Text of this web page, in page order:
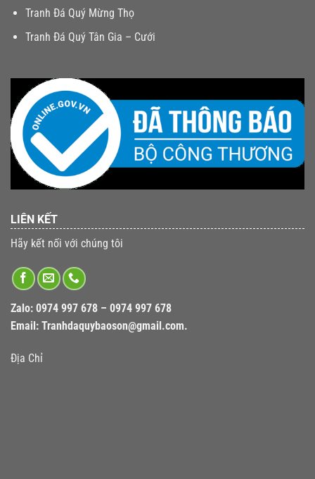
Tranh Đá Quý Mừng Thọ
Tranh Đá Quý Tân Gia – Cưới
LIÊN KẾT
Hãy kết nối với chúng tôi
Zalo: 0974 997 678 – 0974 997 678
Email: Tranhdaquybaoson@gmail.com.
Địa Chỉ